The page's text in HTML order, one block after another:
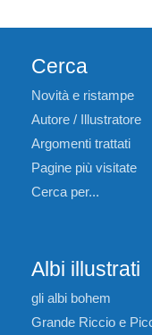
Cerca
Novità e ristampe
Autore / Illustratore
Argomenti trattati
Pagine più visitate
Cerca per...
Albi illustrati
gli albi bohem
Grande Riccio e